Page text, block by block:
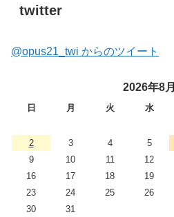
twitter
@opus21_twi からのツイート
2026年8月
日 月 火 水
2
3 4 5
9
10 11 12
16
17 18 19
23
24 25 26
30
31